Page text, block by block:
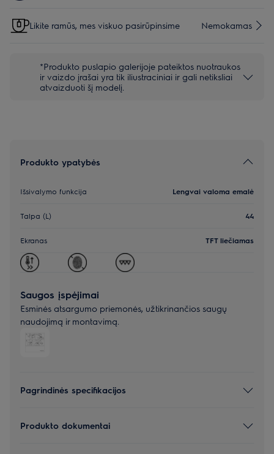
Likite ramūs, mes viskuo pasirūpinsime Nemokamas
*Produkto puslapio galerijoje pateiktos nuotraukos
ir vaizdo įrašai yra tik iliustraciniai ir gali netiksliai
atvaizduoti šį modelį.
Produkto ypatybės
Išsivalymo funkcija Lengvai valoma emalė
Talpa (L) 44
Ekranas TFT liečiamas
Saugos įspėjimai
Esminės atsargumo priemonės, užtikrinančios saugų
naudojimą ir montavimą.
Pagrindinės specifikacijos
Produkto dokumentai